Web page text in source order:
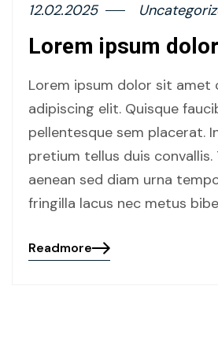
12.02.2025
Lorem ipsum
Lorem ipsum dolor sit amet
adipiscing elit. Quisque
pellentesque sem placerat.
pretium tellus duis convallis.
aenean sed diam urna
fringilla lacus nec metus
Readmore